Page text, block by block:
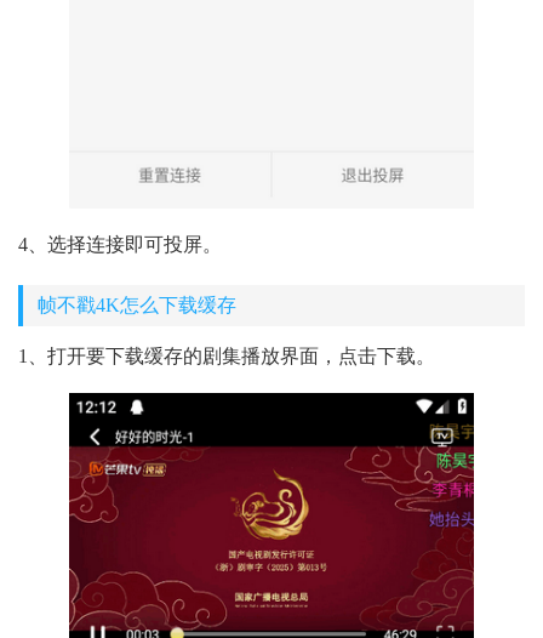
4、选择连接即可投屏。
帧不戳4K怎么下载缓存
1、打开要下载缓存的剧集播放界面，点击下载。